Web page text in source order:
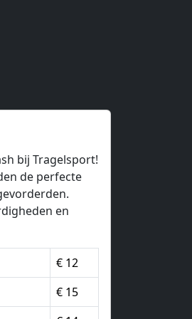
bij Tragelsport!
de perfecte
en
€ 12
€ 15